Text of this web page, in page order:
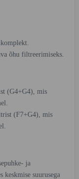
õhu filtreerimiseks.
(G4+G4), mis
(F7+G4), mis
ja
suurusega